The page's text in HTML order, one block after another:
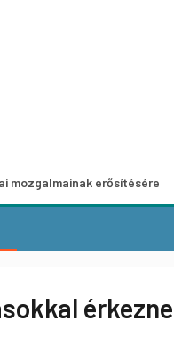
erősítésére